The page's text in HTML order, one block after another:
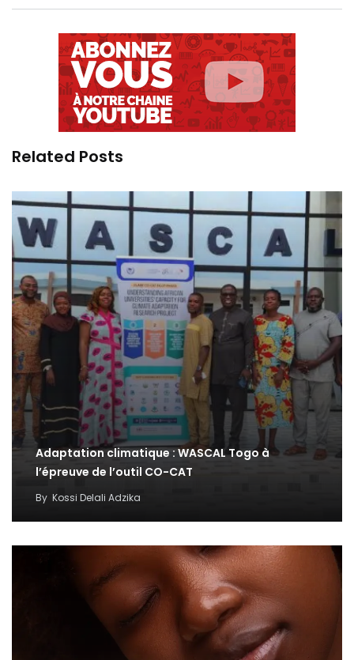
Related Posts
Adaptation climatique : WASCAL Togo à
l’épreuve de l’outil CO-CAT
By Kossi Delali Adzika